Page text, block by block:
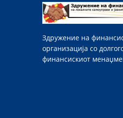
Здружение на
организација со
финансискиот